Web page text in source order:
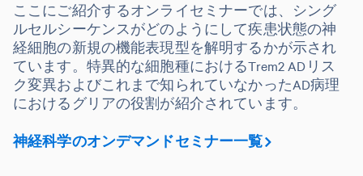
ここにご紹介するオンライセミナーでは、シング
ルセルシーケンスがどのようにして疾患状態の神
経細胞の新規の機能表現型を解明するかが示され
ています。特異的な細胞種におけるTrem2 ADリス
ク変異およびこれまで知られていなかったAD病理
におけるグリアの役割が紹介されています。
神経科学のオンデマンドセミナー一覧